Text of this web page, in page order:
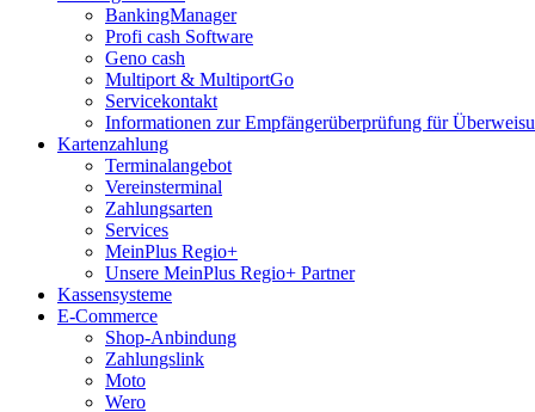
BankingManager
Profi cash Software
Geno cash
Multiport & MultiportGo
Servicekontakt
Informationen zur Empfängerüberprüfung für
Kartenzahlung
Terminalangebot
Vereinsterminal
Zahlungsarten
Services
MeinPlus Regio+
Unsere MeinPlus Regio+ Partner
Kassensysteme
E-Commerce
Shop-Anbindung
Zahlungslink
Moto
Wero